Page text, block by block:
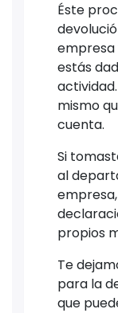
Éste
empresa
estás
mismo
cuenta.
Si
al
propios
Te
para la
que